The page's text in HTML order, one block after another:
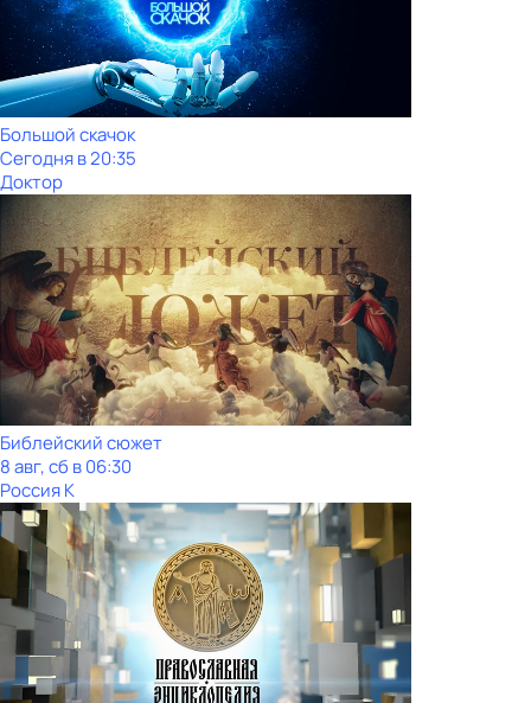
Большой скачок
Сегодня в 20:35
Доктор
Библейский сюжет
8 авг, сб в 06:30
Россия К